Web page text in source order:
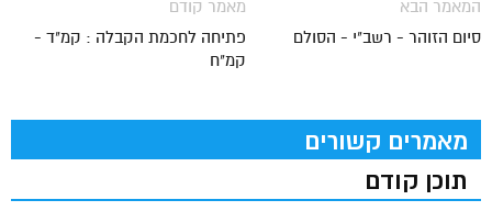
מאמר קודם
פתיחה לחכמת הקבלה : קמ"ד -
קמ"ח
המאמר הבא
סיום הזוהר - רשב"י - הסולם
מאמרים קשורים
תוכן קודם